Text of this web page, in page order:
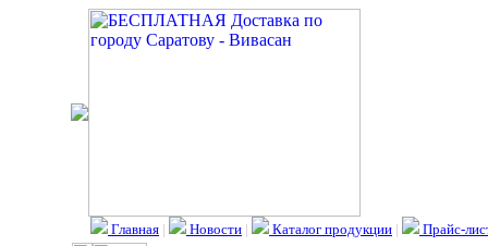
Главная | Новости | Каталог продукции | Прайс-